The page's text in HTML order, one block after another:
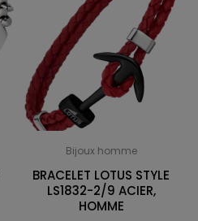
Bijoux homme
BRACELET LOTUS STYLE
LS1832-2/9 ACIER,
HOMME